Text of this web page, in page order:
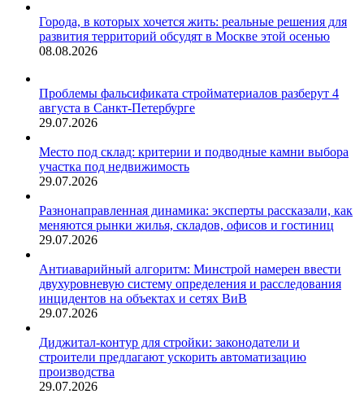
Города, в которых хочется жить: реальные решения для
развития территорий обсудят в Москве этой осенью
08.08.2026
Проблемы фальсификата стройматериалов разберут 4
августа в Санкт-Петербурге
29.07.2026
Место под склад: критерии и подводные камни выбора
участка под недвижимость
29.07.2026
Разнонаправленная динамика: эксперты рассказали, как
меняются рынки жилья, складов, офисов и гостиниц
29.07.2026
Антиаварийный алгоритм: Минстрой намерен ввести
двухуровневую систему определения и расследования
инцидентов на объектах и сетях ВиВ
29.07.2026
Диджитал-контур для стройки: законодатели и
строители предлагают ускорить автоматизацию
производства
29.07.2026